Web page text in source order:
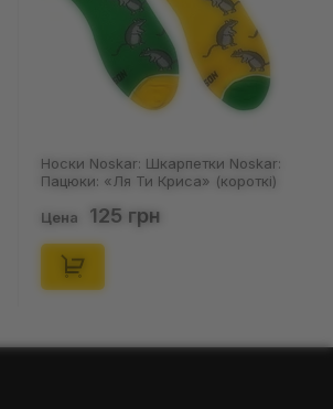
Носки Noskar: Шкарпетки Noskar:
Пацюки: «Ля Ти Криса» (короткі)
Цена 125 грн